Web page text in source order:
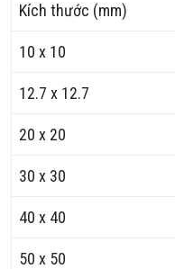
Kích thước (mm)
10 x 10
12.7 x 12.7
20 x 20
30 x 30
40 x 40
50 x 50